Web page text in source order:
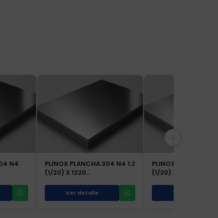
N4
PLINOX PLANCHA 304 N4 1.2
(1/20) X 1220…
Ver detalle
PLINOX PLANCHA
(1/20) X 1500…
Ver detalle
›